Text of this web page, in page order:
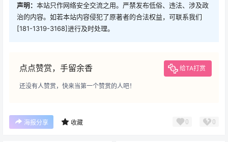
声明： 本站只作网络安全交流之用。严禁发布低俗、违法、涉及政
治的内容。如若本站内容侵犯了原著者的合法权益，可联系我们
[181-1319-3168]进行及时处理。
点点赞赏，手留余香 给TA打赏
还没有人赞赏，快来当第一个赞赏的人吧！
海报分享 收藏 0 0